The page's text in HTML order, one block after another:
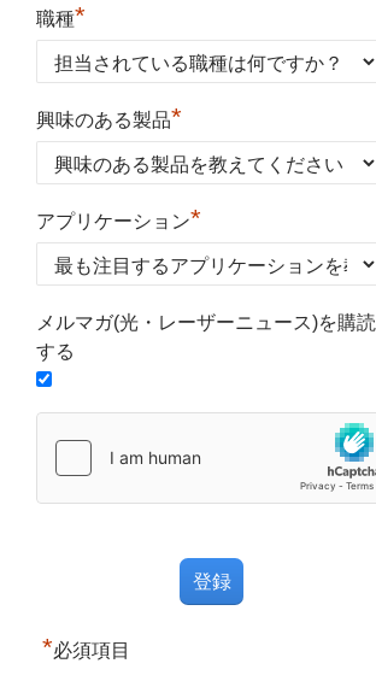
職種*
興味のある製品*
アプリケーション*
メルマガ(光・レーザーニュース)を購読
する
*必須項目